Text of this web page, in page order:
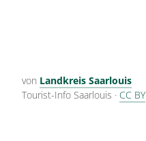
von Landkreis Saarlouis
Tourist-Info Saarlouis · CC BY